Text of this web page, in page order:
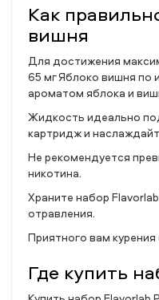
Как
вишня
Для достижения
65 мг Яблоко вишня по
ароматом яблока и
Жидкость идеально
картридж и
Не рекомендуется
никотина.
Храните набор
отравления.
Приятного вам
Где купить